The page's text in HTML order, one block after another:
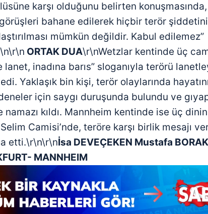
karşı olduğunu belirten
bahane edilerek hiçbir terör
mümkün değildir. Kabul edilemez”
ORTAK DUA\r\nWetzlar kentinde üç
lanet, inadına barıs” sloganıyla terörü
Yaklaşık bin kişi, terör olaylarında hayatını
için saygı duruşunda bulundu ve
namazı kıldı. Mannheim kentinde ise üç
Camisi’nde, teröre karşı birlik mesajı
etti.\r\n\r\nİsa DEVEÇEKEN Mustafa
MANNHEIM